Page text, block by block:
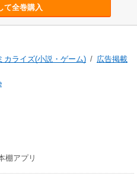
て全巻購入
カライズ(小説・ゲーム) / 広告掲載
棚アプリ